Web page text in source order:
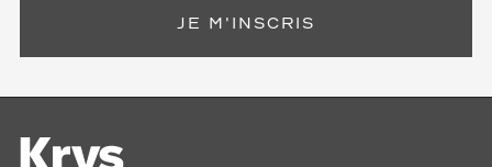
JE M'INSCRIS